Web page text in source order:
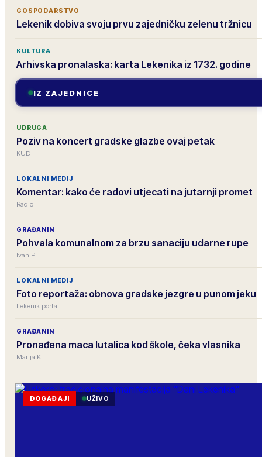
GOSPODARSTVO
Lekenik dobiva svoju prvu zajedničku zelenu tržnicu
KULTURA
Arhivska pronalaska: karta Lekenika iz 1732. godine
IZ ZAJEDNICE
UDRUGA
Poziv na koncert gradske glazbe ovaj petak
KUD
LOKALNI MEDIJ
Komentar: kako će radovi utjecati na jutarnji promet
Radio
GRAĐANIN
Pohvala komunalnom za brzu sanaciju udarne rupe
Ivan P.
LOKALNI MEDIJ
Foto reportaža: obnova gradske jezgre u punom jeku
Lekenik portal
GRAĐANIN
Pronađena maca lutalica kod škole, čeka vlasnika
Marija K.
DOGAĐAJI UŽIVO